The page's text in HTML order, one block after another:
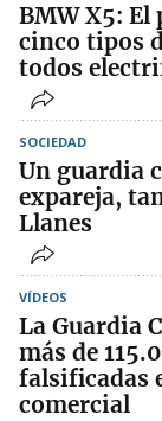
BMW X5: El
cinco tipos
todos
SOCIEDAD
Un guardia
expareja,
Llanes
VÍDEOS
La Guardia
más de
falsificadas
comercial